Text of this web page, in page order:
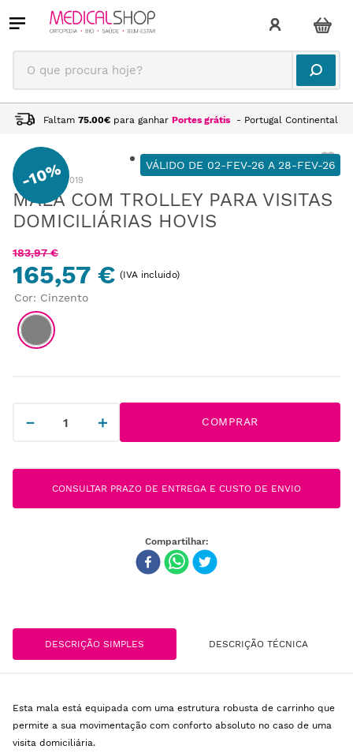
O que procura hoje?
Faltam 75.00€ para ganhar Portes grátis - Portugal Continental
-10% VÁLIDO DE 02-FEV-26 A 28-FEV-26
:MM13127019
MALA COM TROLLEY PARA VISITAS
DOMICILIÁRIAS HOVIS
183,97 €
165,57 € (IVA incluido)
Cor: Cinzento
＋
－ COMPRAR
CONSULTAR PRAZO DE ENTREGA E CUSTO DE ENVIO
DESCRIÇÃO SIMPLES DESCRIÇÃO TÉCNICA
Esta mala está equipada com uma estrutura robusta de carrinho que
permite a sua movimentação com conforto absoluto no caso de uma
visita domiciliária.